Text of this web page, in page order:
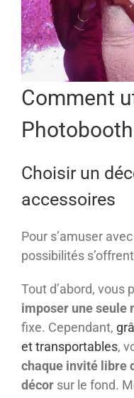
Comment
Choisir un
accessoires
Pour s’amuser
possibilités
Tout d’abord, vous
imposer une seule
fixe. Cependant,
et transportables,
chaque invité libre
décor sur le fond.